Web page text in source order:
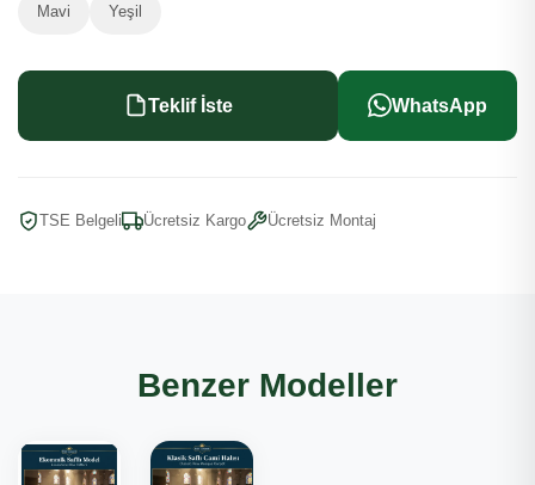
Mavi Yeşil
Teklif İste WhatsApp
TSE Belgeli Ücretsiz Kargo Ücretsiz Montaj
Benzer Modeller